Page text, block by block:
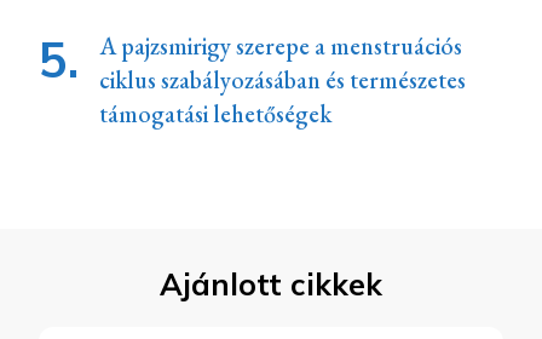
A pajzsmirigy szerepe a menstruációs
ciklus szabályozásában és természetes
támogatási lehetőségek
Ajánlott cikkek